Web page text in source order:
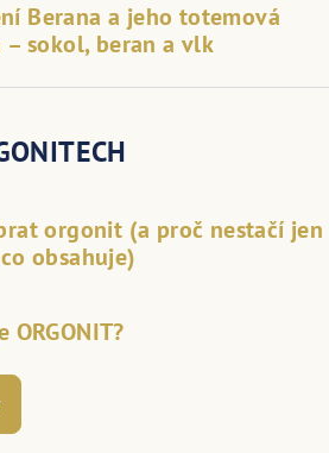
Berana a jeho totemová
– sokol, beran a vlk
orgonit (a proč nestačí jen
obsahuje)
ORGONIT?